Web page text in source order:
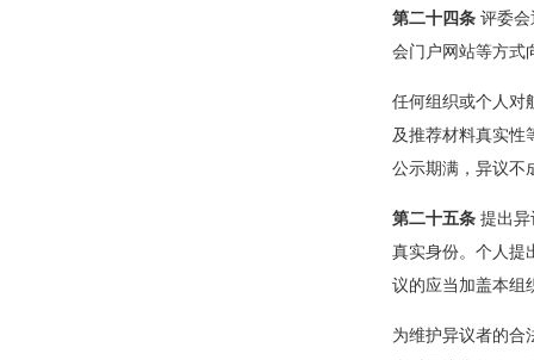
第二十四条评委会
会门户网站等方式
任何组织或个人对
及推荐材料真实性
公示期满，异议不
第二十五条提出异
真实身份。个人提
议的应当加盖本组
为维护异议者的合